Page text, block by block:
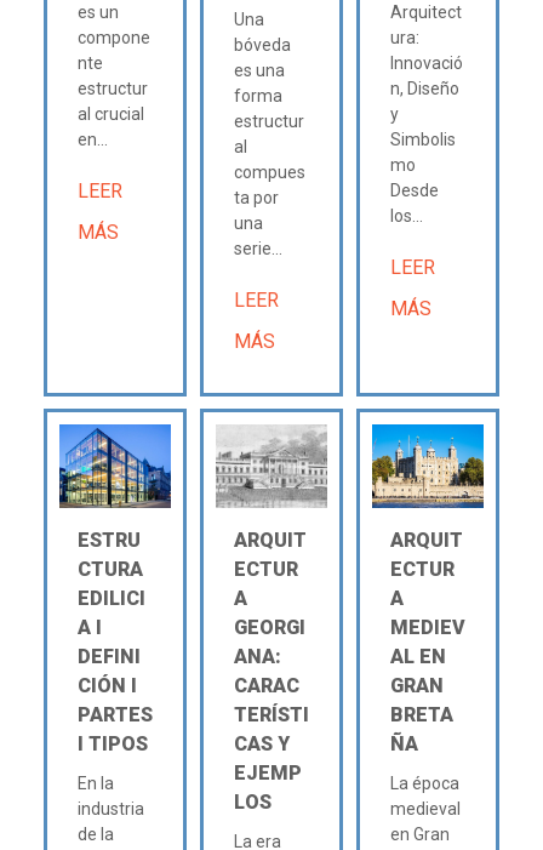
es un
compone
nte
estructur
al crucial
en...
LEER
MÁS
Una
bóveda
es una
forma
estructur
al
compues
ta por
una
serie...
LEER
MÁS
Arquitect
ura:
Innovació
n, Diseño
y
Simbolis
mo
Desde
los...
LEER
MÁS
ESTRU
CTURA
EDILICI
A Ι
DEFINI
CIÓN Ι
PARTES
Ι TIPOS
En la
industria
de la
ARQUIT
ECTUR
A
GEORGI
ANA:
CARAC
TERÍSTI
CAS Y
EJEMP
LOS
La era
ARQUIT
ECTUR
A
MEDIEV
AL EN
GRAN
BRETA
ÑA
La época
medieval
en Gran